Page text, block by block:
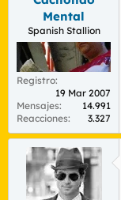
m
a
Mental
Spanish Stallion
Registro
19 Mar 2007
Mensajes
14.991
Reacciones
3.327